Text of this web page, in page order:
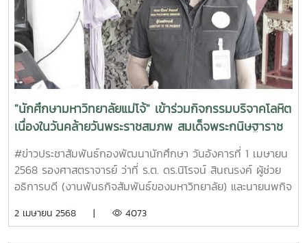
สันทราย เป็นประธานการประชุมสัญจร ณ ห้องประชุมสภา
มหาวิทยาลัย อาคารสำนักงานมหาวิทยาลัย ชั้น 5 มหาวิทยาลัยแม่
โจ้ จากนั้น อธิการบดีมหาวิทยาลัยแม่โจ้ มอบของที่ระลึก
มหาวิทยาลัยให้กับนายอำเภอสันทราย และช่วงเสร็จการประชุมฯ
อาจารย์ ดร.แสนวสันต์ ยอดคำ ผู้ช่วยอธิการบดี นางอรณุตรา
จ่ากุญชร ผู้อำนวยการกองพัฒนานักศึกษา และนายนพกิจ แผ่
พร นักวิชาการศึกษา นำคณะกรรมการบริหารงานอำเภอ (กบอ.)
เข้าเยี่ยมชมกิจการ อาคาร สถานที่ ภายในมหาวิทยาลัย รวมถึง
SMART QUACULTURE ND BUSINESS คณะเทคโนโลยีการ
ประมงและทรัพยากรทางน้ำ ซึ่งมีนายประเสริฐ ประสงค์ผล นัก
วิชาการประมง เป็นวิทยากรบรรยายให้ความรู้ทั้งทฤษฎีและปฏิบัติ
(สรุปสาระสำคัญ) ในครั้งนี้ Cr.ภาพ:ข่าวสาร (NP.) - E21BMF
"นักศึกษามหาวิทยาลัยแม่โจ้" เข้าร่วมกิจกรรมบริจาคโลหิต
เนื่องในวันคล้ายวันพระราชสมภพ สมเด็จพระกนิษฐาราช
เจ้า กรมสมเด็จพระเทพรัตนราชสุดาฯ สยามบรมราชกุมารี
#ข่าวประชาสัมพันธ์กองพัฒนานักศึกษา วันอังคารที่ 1 เมษายน
2568 รองศาสตราจารย์ ว่าที่ ร.ต. ดร.นิโรจน์ สินณรงค์ ผู้ช่วย
อธิการบดี (งานพันธกิจสัมพันธ์ของมหาวิทยาลัย) และนายนพกิจ
มหาวิทยาลัยแม่โจ้ เข้าร่วมกิจกรรมบริจาคโลหิต เนื่องในวันคล้าย
2 เมษายน 2568 | 4073